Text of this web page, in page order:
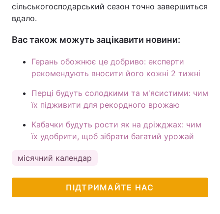
сільськогосподарський сезон точно завершиться
вдало.
Вас також можуть зацікавити новини:
Герань обожнює це добриво: експерти
рекомендують вносити його кожні 2 тижні
Перці будуть солодкими та м'ясистими: чим
їх підживити для рекордного врожаю
Кабачки будуть рости як на дріжджах: чим
їх удобрити, щоб зібрати багатий урожай
місячний календар
ПІДТРИМАЙТЕ НАС